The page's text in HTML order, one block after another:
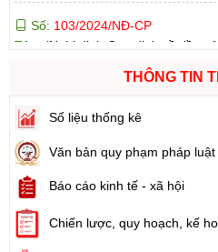
Ngày ban hành: (21/08/2024)
1731/KH-UBND
Ngày ban hành: (21/08/2024)
Số:71/2024/NĐ-CP
Tên:
Ngày ban hành: (21/08/2024)
THÔNG TIN
Số liệu thống kê
Văn bản quy phạm pháp luật
Báo cáo kinh tế - xã hội
Chiến lược, quy hoạch, kế